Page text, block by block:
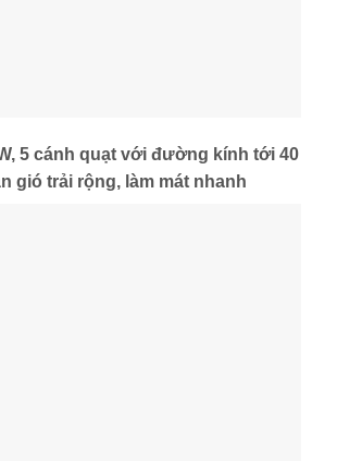
5 cánh quạt với đường kính tới 40
gió trải rộng, làm mát nhanh